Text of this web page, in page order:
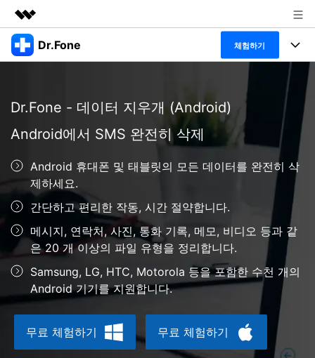
주요 제품
개요
솔루션
회사 소개
플랜 및 가격
Dr.Fone 체험하기
특징
Dr.Fone Basic
폴 툴킷 보기 >
프로그램
모바일
온라인
더 보기
닥터폰 하이라이트 살펴보기
사용 방법은 무엇입니까?
고객 지원 센터
리소스
다운로드 센터
합니다.
🔓️온라인 잠금 해제
iOS26 다운그레이드
무료 다운로드
Dr.Fone - 데이터 지우개 (Android)
Android에서 SMS 완전히 삭제
Android 휴대폰 및 태블릿의 모든 데이터를 완전히 삭
제하세요.
간단하고 편리한 작동, 시간 절약합니다.
메시지, 연락처, 사진, 통화 기록, 메모, 비디오 등과 같
은 20 개 이상의 파일 유형을 정리합니다.
Samsung, LG, HTC, Motorola 등을 포함한 수천 개의
Android 기기를 지원합니다.
무료 체험하기 무료 체험하기